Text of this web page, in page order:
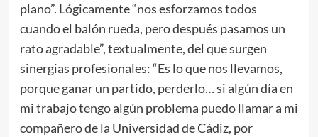
plano”. Lógicamente “nos esforzamos todos
cuando el balón rueda, pero después pasamos un
rato agradable”, textualmente, del que surgen
sinergias profesionales: “Es lo que nos llevamos,
porque ganar un partido, perderlo… si algún día en
mi trabajo tengo algún problema puedo llamar a mi
compañero de la Universidad de Cádiz, por